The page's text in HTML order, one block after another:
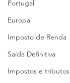
Portugal
Europa
Imposto de Renda
Saída Definitiva
Impostos e tributos